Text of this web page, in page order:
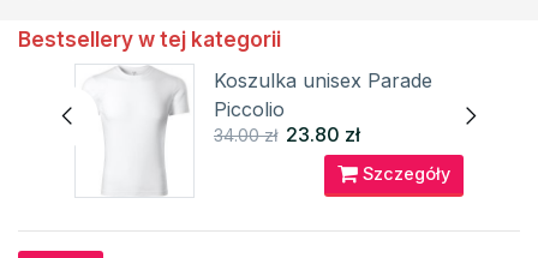
Bestsellery w tej kategorii
Koszulka unisex Parade
Piccolio
34.00 zł 23.80 zł
Szczegóły